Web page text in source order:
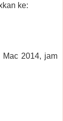
ke:
Mac 2014, jam